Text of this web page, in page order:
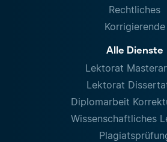
Rechtliches
Korrigierende
Alle Dienste
Lektorat
Lektorat
Diplomarbeit
Wissenschaftliches